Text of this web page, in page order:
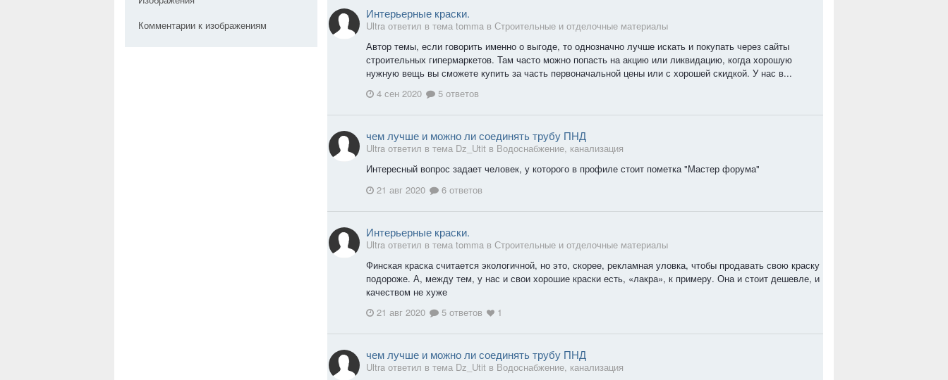
Комментарии к изображениям
Интерьерные краски.
Ultra ответил в тема tomma в Строительные и отделочные материалы
Автор темы, если говорить именно о выгоде, то однозначно лучше искать и покупать через сайты
строительных гипермаркетов. Там часто можно попасть на акцию или ликвидацию, когда хорошую
нужную вещь вы сможете купить за часть первоначальной цены или с хорошей скидкой. У нас в...
4 сен 2020
5 ответов
чем лучше и можно ли соединять трубу ПНД
Ultra ответил в тема Dz_Utit в Водоснабжение, канализация
Интересный вопрос задает человек, у которого в профиле стоит пометка "Мастер форума"
21 авг 2020
6 ответов
Интерьерные краски.
Ultra ответил в тема tomma в Строительные и отделочные материалы
Финская краска считается экологичной, но это, скорее, рекламная уловка, чтобы продавать свою краску
подороже. А, между тем, у нас и свои хорошие краски есть, «лакра», к примеру. Она и стоит дешевле, и
качеством не хуже
21 авг 2020
5 ответов 1
чем лучше и можно ли соединять трубу ПНД
Ultra ответил в тема Dz_Utit в Водоснабжение, канализация